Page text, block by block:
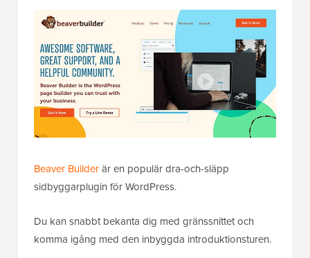
Beaver Builderär en populär dra-och-släpp
sidbyggarplugin för WordPress.
Du kan snabbt bekanta dig med gränssnittet och
komma igång med den inbyggda introduktionsturen.